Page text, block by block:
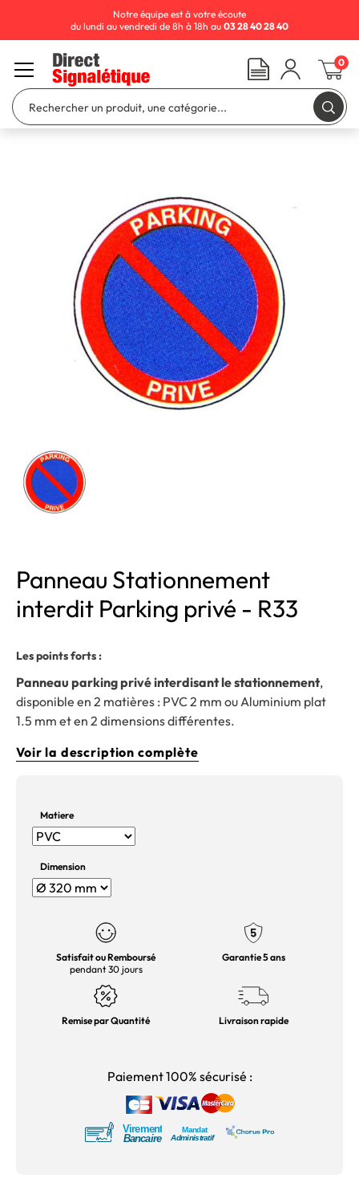
Panneau Stationnement
interdit Parking privé - R33
Les points forts :
Panneau parking privé interdisant le stationnement,
disponible en 2 matières : PVC 2 mm ouAluminium plat
1.5 mm et en 2 dimensions différentes.
Voir la description complète
Matiere
Dimension
Satisfait ou Remboursé
pendant 30 jours
Garantie 5 ans
Remise par Quantité Livraison rapide
Paiement 100% sécurisé :
Notre équipe est à votre écoute
du lundi au vendredi de 8h à 18h au 03 28 40 28 40
0